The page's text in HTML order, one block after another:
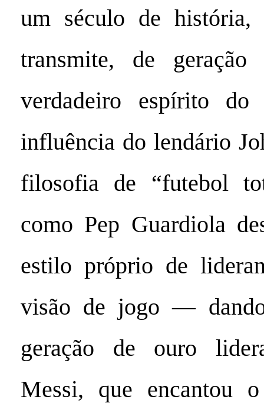
um século de história,
transmite, de
verdadeiro espírito
influência do lendário
filosofia de “futebol
como Pep Guardiola
estilo próprio de
visão de jogo —
geração de ouro
Messi, que encantou